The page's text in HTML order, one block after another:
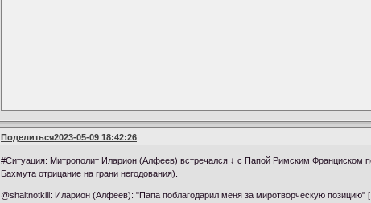
Поделиться2023-05-09 18:42:26
#Ситуация: Митрополит Иларион (Алфеев) встречался ↓ с Папой Римским Франциском
Бахмута отрицание на грани негодования).
@shaltnotkill: Иларион (Алфеев): "Папа поблагодарил меня за миротворческую